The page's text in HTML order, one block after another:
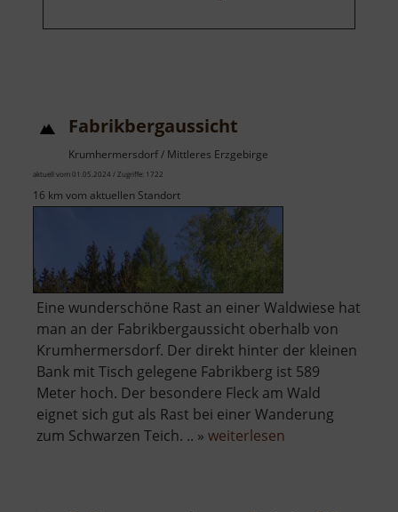
Fabrikbergaussicht
Krumhermersdorf / Mittleres Erzgebirge
aktuell vom 01.05.2024 / Zugriffe: 1722
16 km vom aktuellen Standort
Eine wunderschöne Rast an einer Waldwiese hat
man an der Fabrikbergaussicht oberhalb von
Krumhermersdorf. Der direkt hinter der kleinen
Bank mit Tisch gelegene Fabrikberg ist 589
Meter hoch. Der besondere Fleck am Wald
eignet sich gut als Rast bei einer Wanderung
zum Schwarzen Teich. .. » weiterlesen